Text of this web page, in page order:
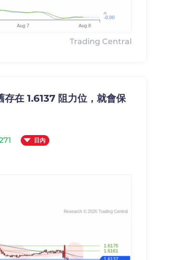
Trading Central
在 1.6137 阻力位，就會保
日內